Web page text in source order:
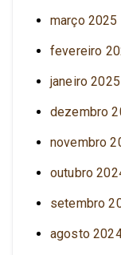
março 2025
fevereiro
janeiro 2025
dezembro
novembro
outubro
setembro
agosto